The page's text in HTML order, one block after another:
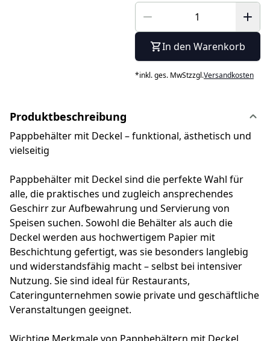
In den Warenkorb
*inkl. ges. MwStzzgl.Versandkosten
Produktbeschreibung
Pappbehälter mit Deckel – funktional, ästhetisch und
vielseitig
Pappbehälter mit Deckel sind die perfekte Wahl für
alle, die praktisches und zugleich ansprechendes
Geschirr zur Aufbewahrung und Servierung von
Speisen suchen. Sowohl die Behälter als auch die
Deckel werden aus hochwertigem Papier mit
Beschichtung gefertigt, was sie besonders langlebig
und widerstandsfähig macht – selbst bei intensiver
Nutzung. Sie sind ideal für Restaurants,
Cateringunternehmen sowie private und geschäftliche
Veranstaltungen geeignet.